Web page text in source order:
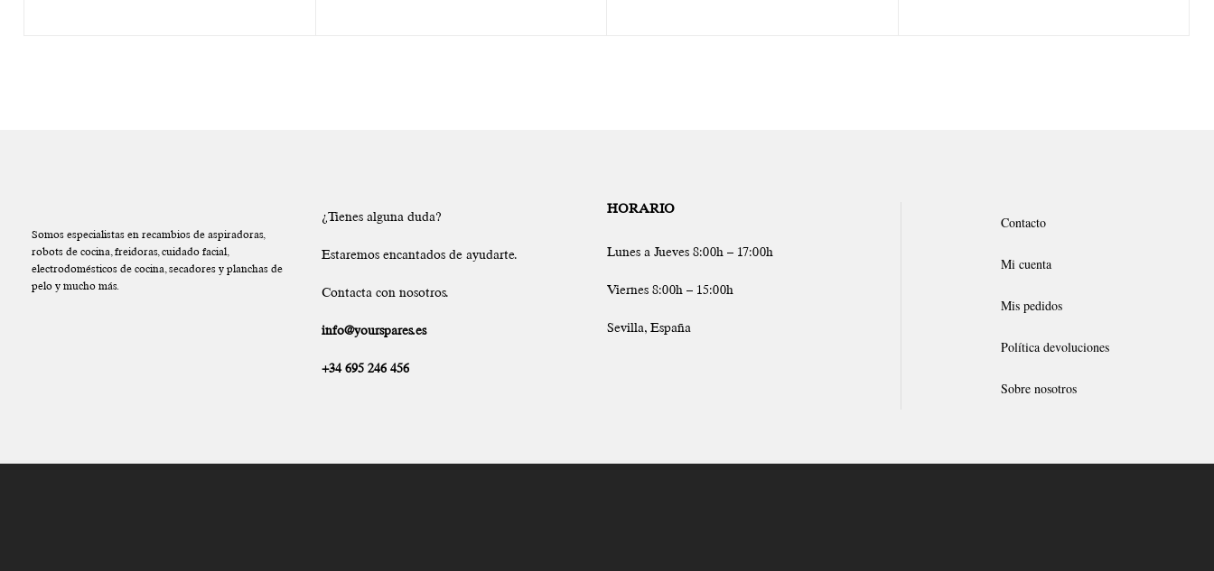
Somos especialistas en recambios de aspiradoras,
robots de cocina, freidoras, cuidado facial,
electrodomésticos de cocina, secadores y planchas de
pelo y mucho más.
¿Tienes alguna duda?
Estaremos encantados de ayudarte.
Contacta con nosotros.
info@yourspares.es
+34 695 246 456
HORARIO
Lunes a Jueves 8:00h – 17:00h
Viernes 8:00h – 15:00h
Sevilla, España
Contacto
Mi cuenta
Mis pedidos
Política devoluciones
Sobre nosotros